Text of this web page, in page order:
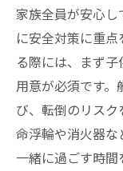
家族全員が安心
に安全対策に重
る際には、まず
用意が必須です
び、転倒のリス
命浮輪や消火器
一緒に過ごす時